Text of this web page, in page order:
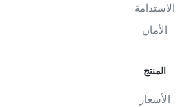
الاستدامة
الأمان
المنتج
الأسعار